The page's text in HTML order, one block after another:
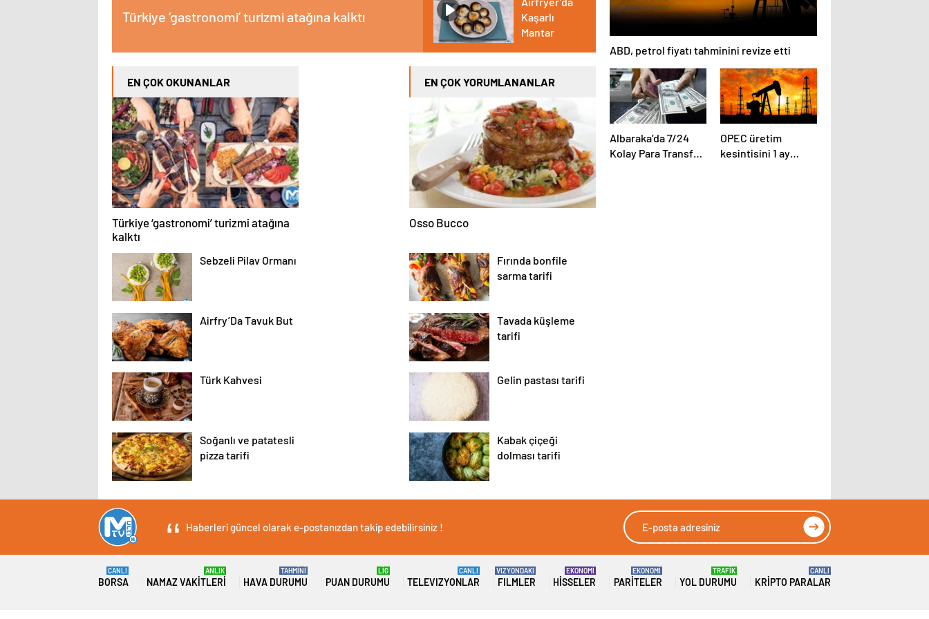
Türkiye ‘gastronomi’ turizmi atağına kalktı
Kaşarlı
Mantar
EN ÇOK OKUNANLAR
Türkiye ‘gastronomi’ turizmi atağına
kalktı
Sebzeli Pilav Ormanı
Airfry’Da Tavuk But
Türk Kahvesi
Soğanlı ve patatesli
pizza tarifi
EN ÇOK YORUMLANANLAR
Osso Bucco
Fırında bonfile
sarma tarifi
Tavada küşleme
tarifi
Gelin pastası tarifi
Kabak çiçeği
dolması tarifi
ABD, petrol fiyatı tahminini revize etti
Albaraka’da 7/24
Kolay Para Transferi
OPEC üretim
kesintisini 1 ay
Haberleri güncel olarak e-postanızdan takip edebilirsiniz !
BORSA
CANLI
NAMAZ VAKITLERI
ANLIK
HAVA DURUMU
TAHMİNİ
PUAN DURUMU
LİG
TELEVIZYONLAR
CANLI
FILMLER
VIZYONDAKI
HISSELER
EKONOMİ
PARITELER
EKONOMİ
YOL DURUMU
TRAFİK
KRIPTO PARALAR
CANLI